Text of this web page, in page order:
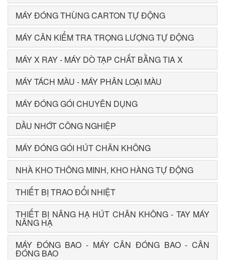
MÁY ĐÓNG THÙNG CARTON TỰ ĐỘNG
MÁY CÂN KIỂM TRA TRỌNG LƯỢNG TỰ ĐỘNG
MÁY X RAY - MÁY DÒ TẠP CHẤT BẰNG TIA X
MÁY TÁCH MÀU - MÁY PHÂN LOẠI MÀU
MÁY ĐÓNG GÓI CHUYÊN DỤNG
DẦU NHỚT CÔNG NGHIỆP
MÁY ĐÓNG GÓI HÚT CHÂN KHÔNG
NHÀ KHO THÔNG MINH, KHO HÀNG TỰ ĐỘNG
THIẾT BỊ TRAO ĐỔI NHIỆT
THIẾT BỊ NÂNG HẠ HÚT CHÂN KHÔNG - TAY MÁY
NÂNG HẠ
MÁY ĐÓNG BAO - MÁY CÂN ĐÓNG BAO - CÂN
ĐÓNG BAO